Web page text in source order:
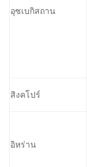
อุซเบกิสถาน
สิงคโปร์
อิหร่าน